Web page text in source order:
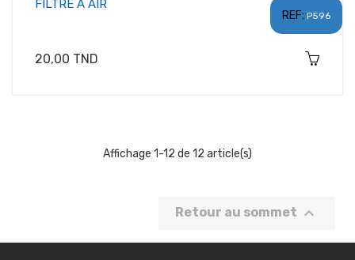
REF: P596
FILTRE A AIR
Prix
20,00 TND
Affichage 1-12 de 12 article(s)
Retour au sommet 